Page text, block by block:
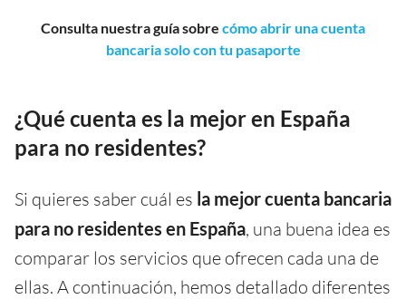
Consulta nuestra guía sobre cómo abrir una cuenta
bancaria solo con tu pasaporte
¿Qué cuenta es la mejor en España
para no residentes?
Si quieres saber cuál es la mejor cuenta bancaria
para no residentes en España, una buena idea es
comparar los servicios que ofrecen cada una de
ellas. A continuación, hemos detallado diferentes